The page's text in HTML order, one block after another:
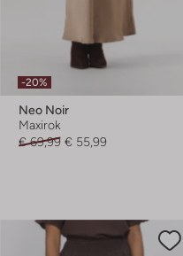
-20%
Neo Noir
Maxirok
€ 69,99 € 55,99